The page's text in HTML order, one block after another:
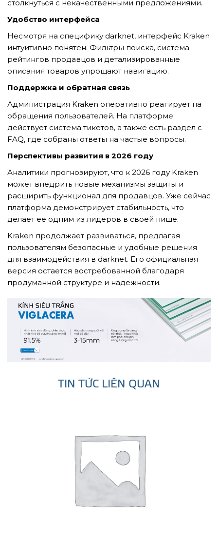
столкнуться с некачественными предложениями.
Удобство интерфейса
Несмотря на специфику darknet, интерфейс Kraken
интуитивно понятен. Фильтры поиска, система
рейтингов продавцов и детализированные
описания товаров упрощают навигацию.
Поддержка и обратная связь
Администрация Kraken оперативно реагирует на
обращения пользователей. На платформе
действует система тикетов, а также есть раздел с
FAQ, где собраны ответы на частые вопросы.
Перспективы развития в 2026 году
Аналитики прогнозируют, что к 2026 году Kraken
может внедрить новые механизмы защиты и
расширить функционал для продавцов. Уже сейчас
платформа демонстрирует стабильность, что
делает ее одним из лидеров в своей нише.
Kraken продолжает развиваться, предлагая
пользователям безопасные и удобные решения
для взаимодействия в darknet. Его официальная
версия остается востребованной благодаря
продуманной структуре и надежности.
TIN TỨC LIÊN QUAN